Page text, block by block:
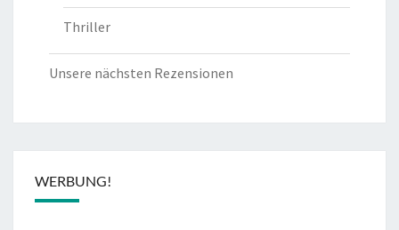
Thriller
Unsere nächsten Rezensionen
WERBUNG!